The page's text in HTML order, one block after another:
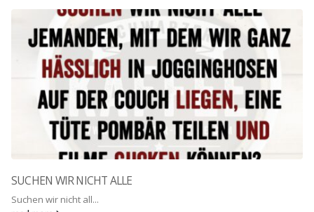
SUCHEN WIR NICHT ALLE
Suchen wir nicht all...